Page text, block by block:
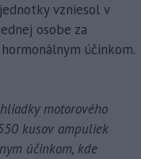
vzniesol v
osobe za
účinkom.
motorového
kusov ampuliek
účinkom, kde